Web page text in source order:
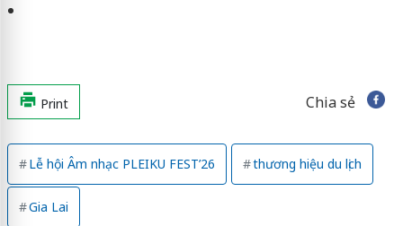
Print Chia sẻ
Lễ hội Âm nhạc PLEIKU FEST’26 thương hiệu du lịch
Gia Lai